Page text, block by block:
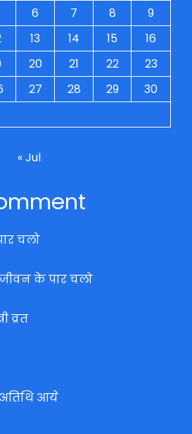
6 7 8
9
13 14 15
16
20 21 22
23
27 28 29
30
« Jul
चलो
जीवन के पार चलो
व्रत
अतिथि आये